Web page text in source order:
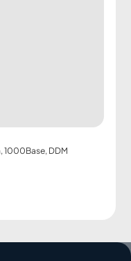
1000Base, DDM